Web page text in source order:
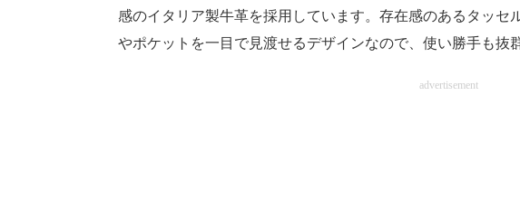
感のイタリア製牛革を採用しています。存在感のあるタッセ
やポケットを一目で見渡せるデザインなので、使い勝手も抜
advertisement